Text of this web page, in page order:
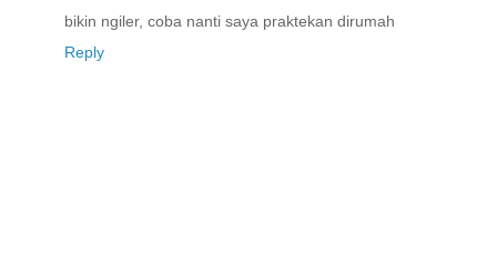
bikin ngiler, coba nanti saya praktekan dirumah
Reply